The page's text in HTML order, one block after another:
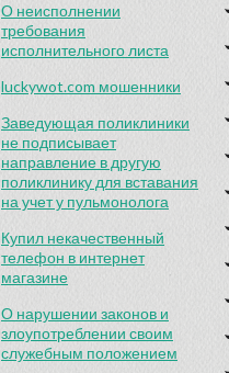
О неисполнении
требования
исполнительного листа
luckywot.com мошенники
Заведующая поликлиники
не подписывает
направление в другую
поликлинику для вставания
на учет у пульмонолога
Купил некачественный
телефон в интернет
магазине
О нарушении законов и
злоупотреблении своим
служебным положением